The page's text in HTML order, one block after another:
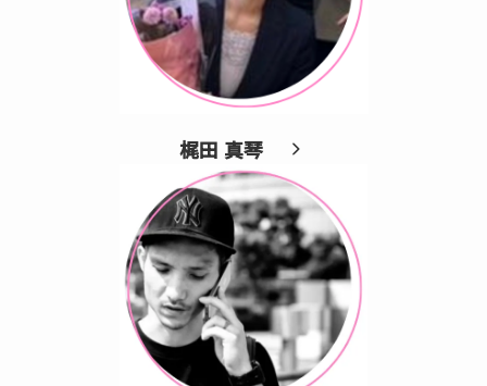
梶田 真琴